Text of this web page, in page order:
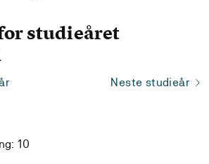
studieåret
Neste studieår
10